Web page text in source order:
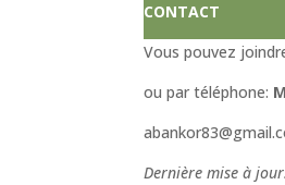
CONTACT
Vous pouvez
ou par téléphone:
Dernière mise à